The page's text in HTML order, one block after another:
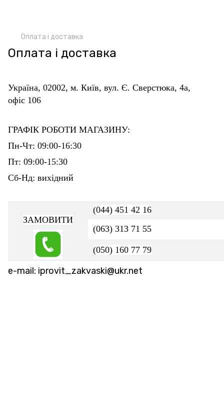
Оплата і доставка
Оплата і доставка
Україна, 02002, м. Київ, вул. Є. Сверстюка, 4а,
офіс 106
ГРАФІК РОБОТИ МАГАЗИНУ:
Пн-Чт: 09:00-16:30
Пт: 09:00-15:30
Сб-Нд: вихідний
ЗАМОВИТИ
(044) 451 42 16
(063) 313 71 55
(050) 160 77 79
e-mail: iprovit_zakvaski@ukr.net